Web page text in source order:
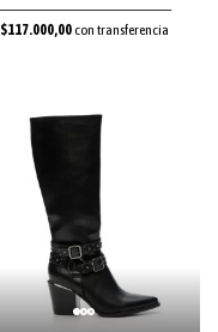
$117.000,00con transferencia